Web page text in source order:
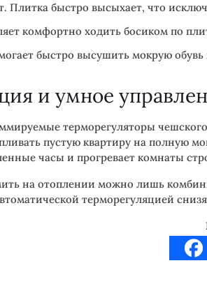
Плитка быстро высыхает, что
комфортно ходить босиком по
быстро высушить мокрую
и умное
терморегуляторы
пустую квартиру на полную
часы и прогревает комнаты
на отоплении можно лишь
терморегуляцией